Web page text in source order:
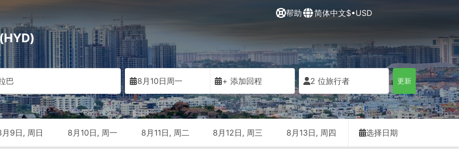
帮助 简体中文$•USD
巴 8月10日周一 + 添加回程 2 位旅行者 更新
月9日, 周日 8月10日, 周一 8月11日, 周二 8月12日, 周三 8月13日, 周四 选择日期